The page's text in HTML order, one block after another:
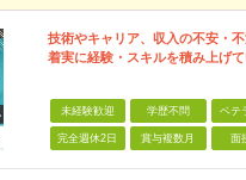
技術やキャリア、収入の不安・
着実に経験・スキルを積み上げて
未経験歓迎 学歴不問 ベテ
完全週休2日 賞与複数月 面